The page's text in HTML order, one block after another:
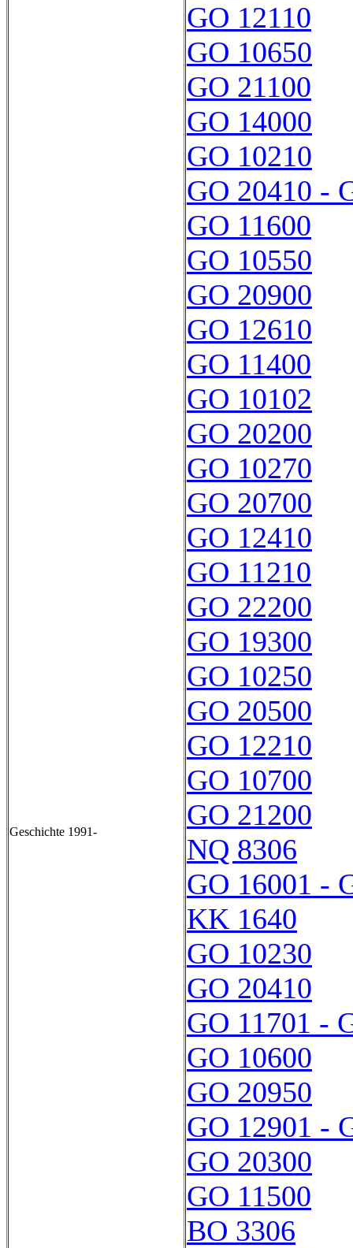
Geschichte 1991-
GO 12110
GO 10650
GO 21100
GO 14000
GO 10210
GO 20410 -
GO 11600
GO 10550
GO 20900
GO 12610
GO 11400
GO 10102
GO 20200
GO 10270
GO 20700
GO 12410
GO 11210
GO 22200
GO 19300
GO 10250
GO 20500
GO 12210
GO 10700
GO 21200
NQ 8306
GO 16001 -
KK 1640
GO 10230
GO 20410
GO 11701 -
GO 10600
GO 20950
GO 12901 -
GO 20300
GO 11500
BO 3306